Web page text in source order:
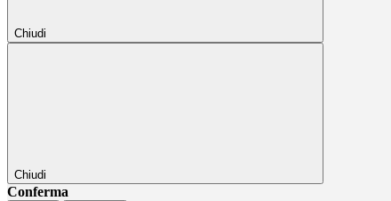
Chiudi
Chiudi
Conferma